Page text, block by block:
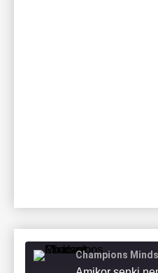
Champions